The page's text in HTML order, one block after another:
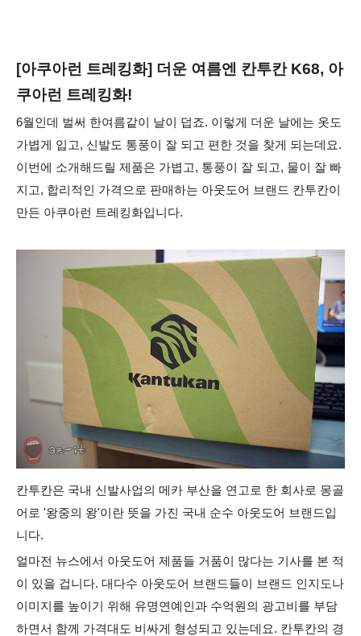
[아쿠아런 트레킹화] 더운 여름엔 칸투칸 K68, 아
쿠아런 트레킹화!
6월인데 벌써 한여름같이 날이 덥죠. 이렇게 더운 날에는 옷도
가볍게 입고, 신발도 통풍이 잘 되고 편한 것을 찾게 되는데요.
이번에 소개해드릴 제품은 가볍고, 통풍이 잘 되고, 물이 잘 빠
지고, 합리적인 가격으로 판매하는 아웃도어 브랜드 칸투칸이
만든 아쿠아런 트레킹화입니다.
칸투칸은 국내 신발사업의 메카 부산을 연고로 한 회사로 몽골
어로 '왕중의 왕'이란 뜻을 가진 국내 순수 아웃도어 브랜드입
니다.
얼마전 뉴스에서 아웃도어 제품들 거품이 많다는 기사를 본 적
이 있을 겁니다. 대다수 아웃도어 브랜드들이 브랜드 인지도나
이미지를 높이기 위해 유명연예인과 수억원의 광고비를 부담
하면서 함께 가격대도 비싸게 형성되고 있는데요. 칸투칸의 경